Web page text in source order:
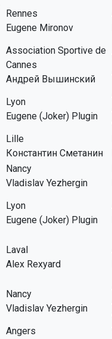
Rennes
Eugene Mironov
Association Sportive de
Cannes
Андрей Вышинский
Lyon
Eugene (Joker) Plugin
Lille
Константин Сметанин
Nancy
Vladislav Yezhergin
Lyon
Eugene (Joker) Plugin
Laval
Alex Rexyard
Nancy
Vladislav Yezhergin
Angers